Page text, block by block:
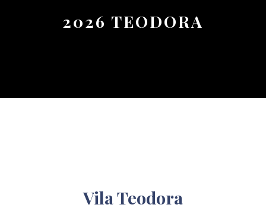
2026 TEODORA
Vila Teodora